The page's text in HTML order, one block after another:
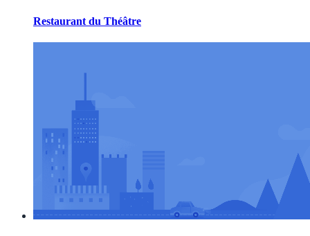
Restaurant du Théâtre